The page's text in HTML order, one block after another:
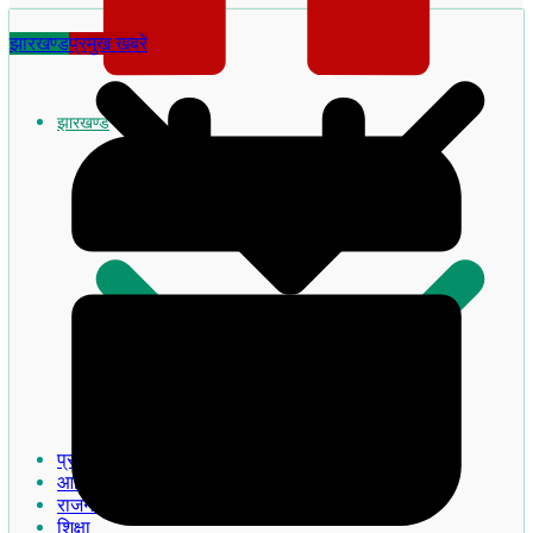
झारखण्ड
प्रमुख खबरे
आदिवासी
राजनीति
शिक्षा
झारखण्डप्रमुख खबरे